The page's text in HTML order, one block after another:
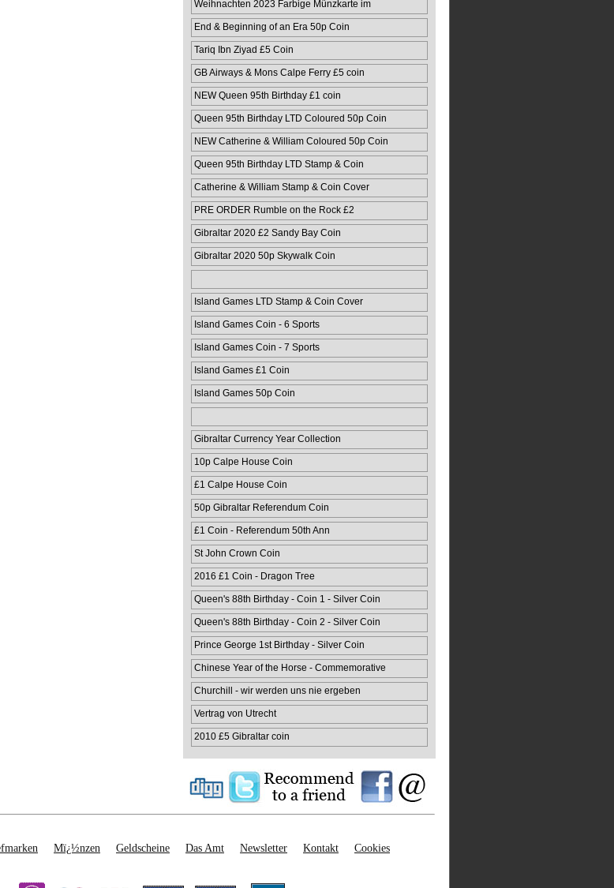
Weihnachten 2023 Farbige Münzkarte im
Wert von 2 £
End & Beginning of an Era 50p Coin
Tariq Ibn Ziyad £5 Coin
GB Airways & Mons Calpe Ferry £5 coin
NEW Queen 95th Birthday £1 coin
Queen 95th Birthday LTD Coloured 50p Coin
NEW Catherine & William Coloured 50p Coin
Queen 95th Birthday LTD Stamp & Coin
Cover
Catherine & William Stamp & Coin Cover
PRE ORDER Rumble on the Rock £2
Coloured Coin Card
Gibraltar 2020 £2 Sandy Bay Coin
Gibraltar 2020 50p Skywalk Coin
Island Games LTD Stamp & Coin Cover
Island Games Coin - 6 Sports
Island Games Coin - 7 Sports
Island Games £1 Coin
Island Games 50p Coin
Gibraltar Currency Year Collection
10p Calpe House Coin
£1 Calpe House Coin
50p Gibraltar Referendum Coin
£1 Coin - Referendum 50th Ann
St John Crown Coin
2016 £1 Coin - Dragon Tree
Queen's 88th Birthday - Coin 1 - Silver Coin
Queen's 88th Birthday - Coin 2 - Silver Coin
Prince George 1st Birthday - Silver Coin
Chinese Year of the Horse - Commemorative
Churchill - wir werden uns nie ergeben
Vertrag von Utrecht
2010 £5 Gibraltar coin
Mï¿½nzen Geldscheine Das Amt Newsletter Kontakt
Cookies